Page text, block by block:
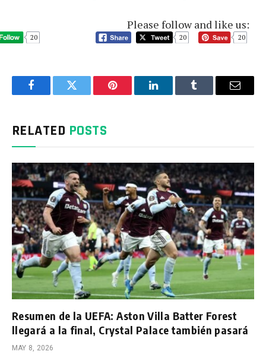
Please follow and like us:
20 20 20
FacebookTwitter Pinterest LinkedInTumblr Email
RELATED POSTS
Resumen de la UEFA: Aston Villa Batter Forest
llegará a la final, Crystal Palace también pasará
MAY 8, 2026